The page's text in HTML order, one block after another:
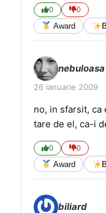
0 0
Award
nebuloasa
26 ianuarie 2009
no, in sfarsit, ca
tare de el, ca-i
0 0
Award
biliard